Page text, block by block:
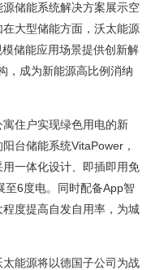
储能系统解决方案展示空
大型储能方面，沃太能源
储能应用场景提供创新解
，成为新能源高比例消纳
住户实现绿色用电的新
台储能系统VitaPower，
一体化设计、即插即用免
至6度电。同时配备App智
度提高自发自用率，为城
能源将以德国子公司为战